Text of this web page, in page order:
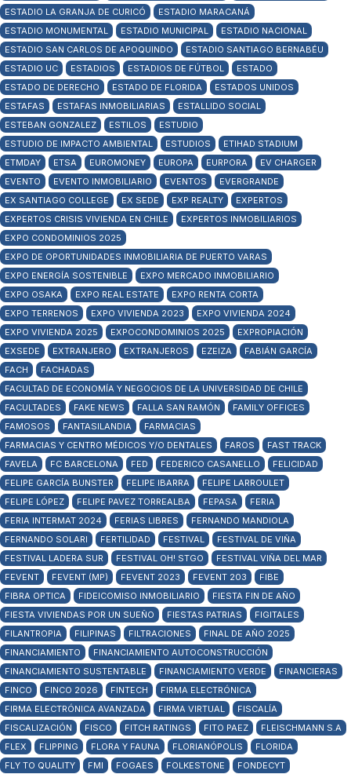
ESTADIO LA GRANJA DE CURICÓ
ESTADIO MARACANÁ
ESTADIO MONUMENTAL
ESTADIO MUNICIPAL
ESTADIO NACIONAL
ESTADIO SAN CARLOS DE APOQUINDO
ESTADIO SANTIAGO BERNABÉU
ESTADIO UC
ESTADIOS ESTADIOS DE FÚTBOL
ESTADO
ESTADO DE DERECHO
ESTADO DE FLORIDA
ESTADOS UNIDOS
ESTAFAS
ESTAFAS INMOBILIARIAS
ESTALLIDO SOCIAL
ESTEBAN GONZALEZ
ESTILOS
ESTUDIO
ESTUDIO DE IMPACTO AMBIENTAL
ESTUDIOS
ETIHAD STADIUM
ETMDAY
ETSA EUROMONEY EUROPA EURPORA
EV CHARGER
EVENTO
EVENTO INMOBILIARIO EVENTOS
EVERGRANDE
EX SANTIAGO COLLEGE
EX SEDE EXP REALTY
EXPERTOS
EXPERTOS CRISIS VIVIENDA EN CHILE
EXPERTOS INMOBILIARIOS
EXPO CONDOMINIOS 2025
EXPO DE OPORTUNIDADES INMOBILIARIA DE PUERTO VARAS
EXPO ENERGÍA SOSTENIBLE
EXPO MERCADO INMOBILIARIO
EXPO OSAKA
EXPO REAL ESTATE
EXPO RENTA CORTA
EXPO TERRENOS
EXPO VIVIENDA 2023
EXPO VIVIENDA 2024
EXPO VIVIENDA 2025
EXPOCONDOMINIOS 2025
EXPROPIACIÓN
EXSEDE
EXTRANJERO EXTRANJEROS EZEIZA
FABIÁN GARCÍA
FACH
FACHADAS
FACULTAD DE ECONOMÍA Y NEGOCIOS DE LA UNIVERSIDAD DE CHILE
FACULTADES
FAKE NEWS FALLA SAN RAMÓN
FAMILY OFFICES
FAMOSOS
FANTASILANDIA
FARMACIAS
FARMACIAS Y CENTRO MÉDICOS Y/O DENTALES
FAROS
FAST TRACK
FAVELA
FC BARCELONA FED FEDERICO CASANELLO
FELICIDAD
FELIPE GARCÍA BUNSTER
FELIPE IBARRA
FELIPE LARROULET
FELIPE LÓPEZ
FELIPE PAVEZ TORREALBA FEPASA
FERIA
FERIA INTERMAT 2024
FERIAS LIBRES
FERNANDO MANDIOLA
FERNANDO SOLARI
FERTILIDAD FESTIVAL
FESTIVAL DE VIÑA
FESTIVAL LADERA SUR
FESTIVAL OH! STGO
FESTIVAL VIÑA DEL MAR
FEVENT
FEVENT (MP) FEVENT 2023 FEVENT 203
FIBE
FIBRA OPTICA
FIDEICOMISO INMOBILIARIO
FIESTA FIN DE AÑO
FIESTA VIVIENDAS POR UN SUEÑO
FIESTAS PATRIAS
FIGITALES
FILANTROPIA
FILIPINAS FILTRACIONES
FINAL DE AÑO 2025
FINANCIAMIENTO
FINANCIAMIENTO AUTOCONSTRUCCIÓN
FINANCIAMIENTO SUSTENTABLE
FINANCIAMIENTO VERDE
FINANCIERAS
FINCO
FINCO 2026 FINTECH
FIRMA ELECTRÓNICA
FIRMA ELECTRÓNICA AVANZADA
FIRMA VIRTUAL
FISCALÍA
FISCALIZACIÓN
FISCO FITCH RATINGS FITO PAEZ
FLEISCHMANN S.A
FLEX
FLIPPING FLORA Y FAUNA FLORIANÓPOLIS
FLORIDA
FLY TO QUALITY
FMI FOGAES FOLKESTONE FONDECYT